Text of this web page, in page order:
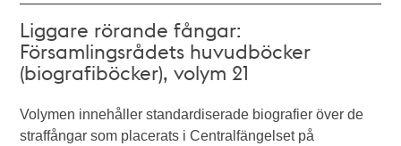
Liggare rörande fångar:
Församlingsrådets huvudböcker
(biografiböcker), volym 21
Volymen innehåller standardiserade biografier över de
straffångar som placerats i Centralfängelset på